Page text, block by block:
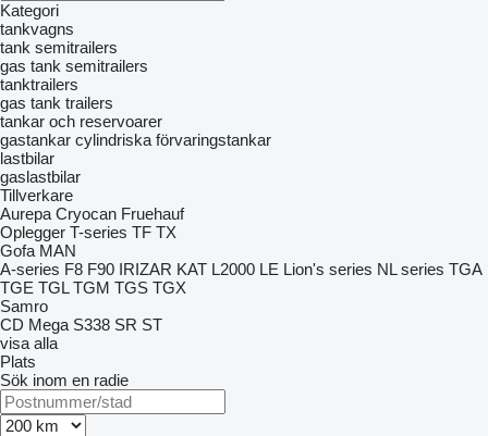
Kategori
tankvagns
tank semitrailers
gas tank semitrailers
tanktrailers
gas tank trailers
tankar och reservoarer
gastankar cylindriska förvaringstankar
lastbilar
gaslastbilar
Tillverkare
Aurepa Cryocan Fruehauf
Oplegger T-series TF TX
Gofa MAN
A-series F8 F90 IRIZAR KAT L2000 LE Lion's series NL series TGA
TGE TGL TGM TGS TGX
Samro
CD Mega S338 SR ST
visa alla
Plats
Sök inom en radie